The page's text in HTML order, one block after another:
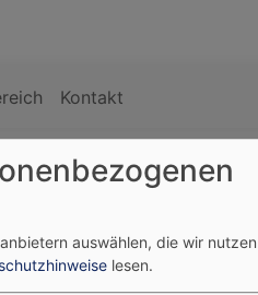
Kontakt
in einem festlichen
auswählen, die wir
lesen.